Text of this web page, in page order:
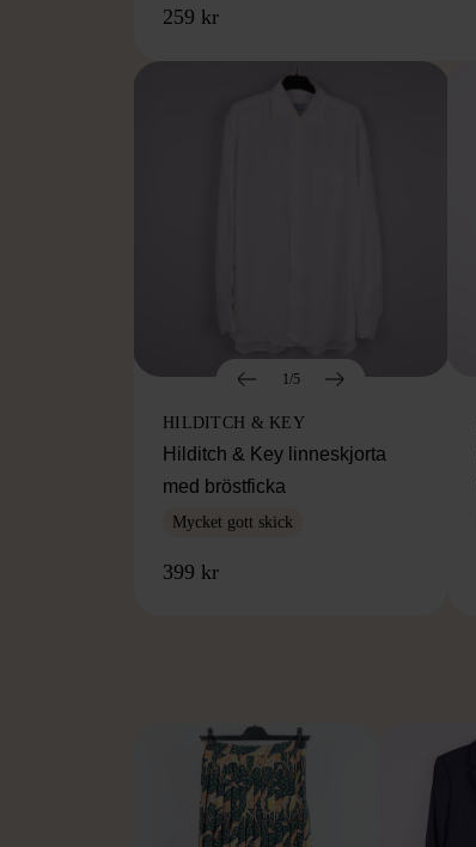
259 kr
1/5
HILDITCH & KEY
Hilditch & Key linneskjorta
med bröstficka
Mycket gott skick
399 kr